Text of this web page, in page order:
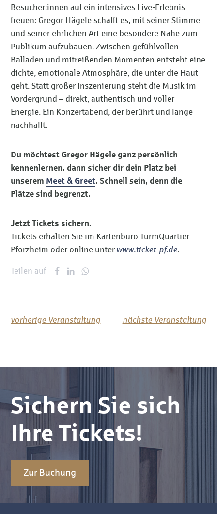
Besucher:innen auf ein intensives Live-Erlebnis
freuen: Gregor Hägele schafft es, mit seiner Stimme
und seiner ehrlichen Art eine besondere Nähe zum
Publikum aufzubauen. Zwischen gefühlvollen
Balladen und mitreißenden Momenten entsteht eine
dichte, emotionale Atmosphäre, die unter die Haut
geht. Statt großer Inszenierung steht die Musik im
Vordergrund – direkt, authentisch und voller
Energie. Ein Konzertabend, der berührt und lange
nachhallt.
Du möchtest Gregor Hägele ganz persönlich
kennenlernen, dann sicher dir dein Platz bei
unserem Meet & Greet. Schnell sein, denn die
Plätze sind begrenzt.
Jetzt Tickets sichern.
Tickets erhalten Sie im Kartenbüro TurmQuartier
Pforzheim oder online unter www.ticket-pf.de.
Teilen auf
vorherige Veranstaltung nächste Veranstaltung
Sichern Sie sich
Ihre Tickets!
Zur Buchung